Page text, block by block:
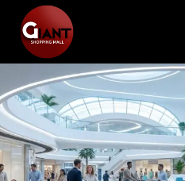
content